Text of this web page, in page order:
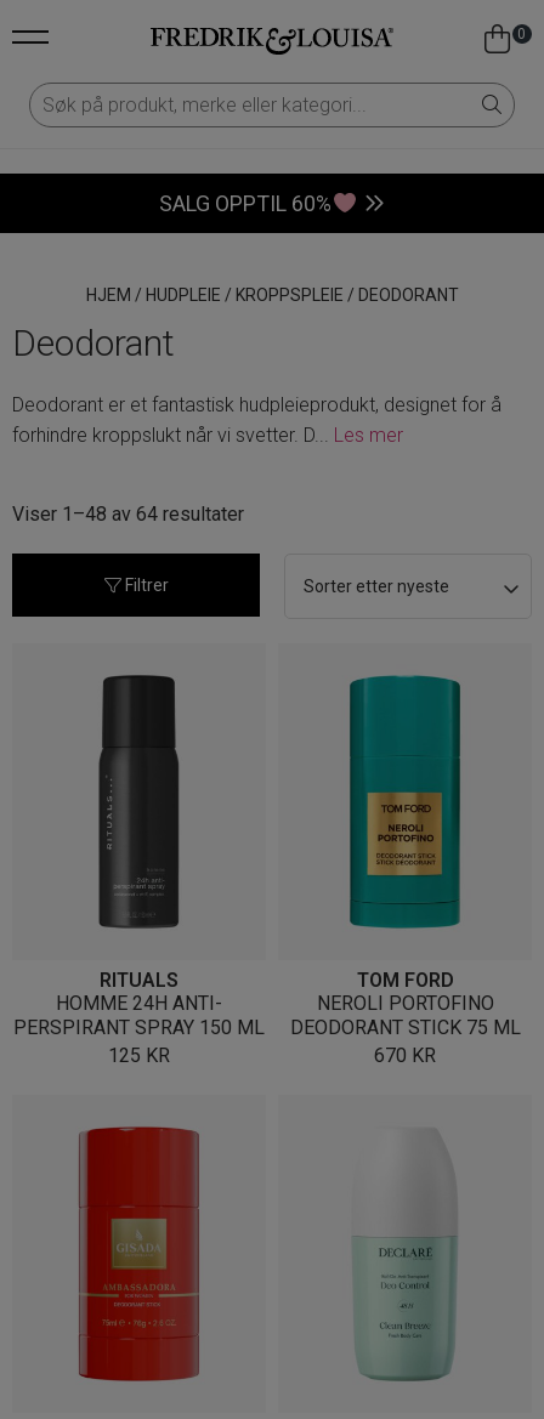
0
SALG OPPTIL 60%
HJEM / HUDPLEIE / KROPPSPLEIE / DEODORANT
Deodorant
Deodorant er et fantastisk hudpleieprodukt, designet for å
forhindre kroppslukt når vi svetter. D... Les mer
Viser 1–48 av 64 resultaterSortert
Filtrer
RITUALS
HOMME 24H ANTI-
PERSPIRANT SPRAY 150 ML
125 KR
TOM FORD
NEROLI PORTOFINO
DEODORANT STICK 75 ML
670 KR